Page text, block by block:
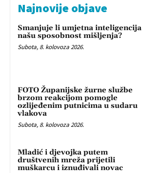
Najnovije objave
Smanjuje li umjetna inteligencija
našu sposobnost mišljenja?
Subota, 8. kolovoza 2026.
FOTO Županijske žurne službe
brzom reakcijom pomogle
ozlijeđenim putnicima u sudaru
vlakova
Subota, 8. kolovoza 2026.
Mladić i djevojka putem
društvenih mreža prijetili
muškarcu i iznuđivali novac